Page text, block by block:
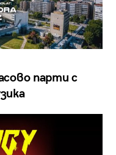
парти с